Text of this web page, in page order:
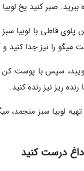
ببرید. صبر کنید یخ
پلوی قاطی با لوبیا
میگو را نیز جدا کنید
سپس با پوست کن
ریز نیز رنده کنید.
لوبیا سبز
داغ درست کنید